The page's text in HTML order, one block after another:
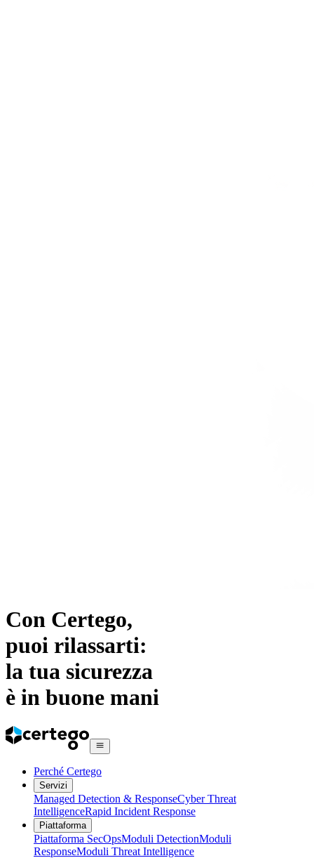
Con Certego,
puoi rilassarti:
la tua sicurezza
è in buone mani
Perché Certego
Servizi
Managed Detection & ResponseCyber Threat
IntelligenceRapid Incident Response
Piattaforma
Piattaforma SecOpsModuli DetectionModuli
ResponseModuli Threat Intelligence